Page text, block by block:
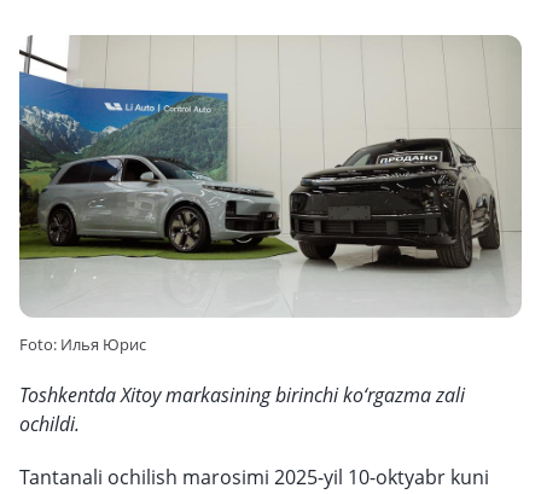
Foto: Илья Юрис
Toshkentda Xitoy markasining birinchi ko‘rgazma zali
ochildi.
Tantanali ochilish marosimi 2025-yil 10-oktyabr kuni